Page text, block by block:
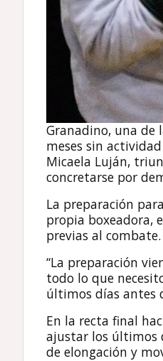
Granadino, una de
meses sin
Micaela Luján,
concretarse por
La preparación
propia boxeadora,
previas al combate.
“La preparación
todo lo que
últimos días antes
En la recta final
ajustar los últimos
de elongación y